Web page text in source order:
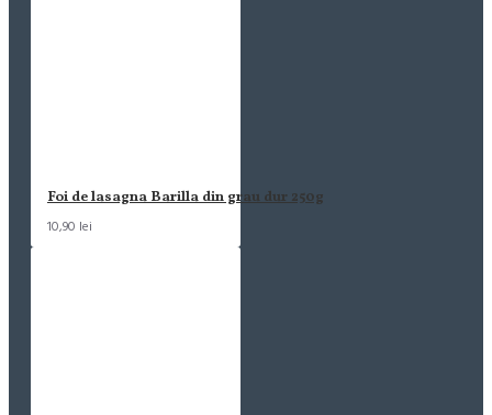
Foi de lasagna Barilla din grau dur 250g
10,90 lei